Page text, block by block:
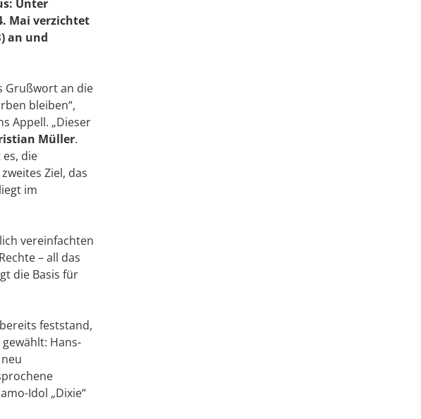
Unter
Mai verzichtet
an und
Grußwort an die
bleiben“,
Appell. „Dieser
Müller.
die
Ziel, das
im
vereinfachten
– all das
die Basis für
feststand,
Hans-
Idol „Dixie“